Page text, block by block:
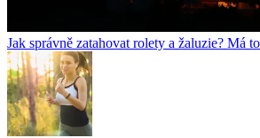
Jak správně zatahovat rolety a žaluzie? Má